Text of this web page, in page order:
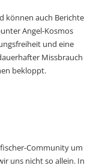
können auch Berichte
Angel-Kosmos
und eine
Missbrauch
bekloppt.
Community um
uns nicht so allein. In